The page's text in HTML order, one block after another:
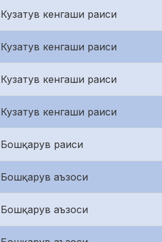
Кузатув кенгаши раиси
Кузатув кенгаши раиси
Кузатув кенгаши раиси
Кузатув кенгаши раиси
Бошқарув раиси
Бошқарув аъзоси
Бошқарув аъзоси